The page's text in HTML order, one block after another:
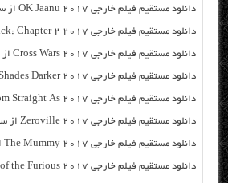
دانلود مستقیم فیلم خارجی OK Jaanu 2017 از سرور سایت
دانلود مستقیم فیلم خارجی John Wick: Chapter 2 2017 از سرور سایت
دانلود مستقیم فیلم خارجی Cross Wars 2017 از سرور سایت
دانلود مستقیم فیلم خارجی Fifty Shades Darker 2017 از سرور سایت
دانلود مستقیم فیلم خارجی From Straight As 2017 از سرور سایت
دانلود مستقیم فیلم خارجی Zeroville 2017 از سرور سایت
دانلود مستقیم فیلم خارجی The Mummy 2017 از سرور سایت
دانلود مستقیم فیلم خارجی The Fate of the Furious 2017 از سرور سایت